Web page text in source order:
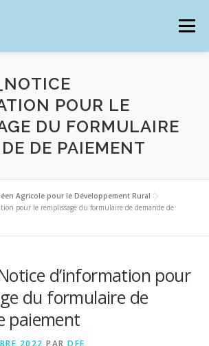
Menu
J’AI UN PROJET
POUR LE
DU FORMULAIRE
DE PAIEMENT
Agricole pour le Développement Rural >
pour le remplissage du formulaire de demande de
d’information pour
du formulaire de
paiement
2022 PAR DFE